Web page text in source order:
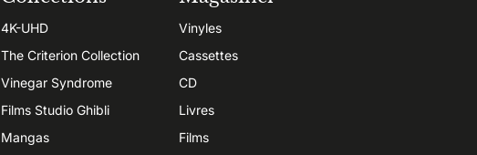
4K-UHD
The Criterion Collection
Vinegar Syndrome
Films Studio Ghibli
Mangas
Vinyles
Cassettes
CD
Livres
Films